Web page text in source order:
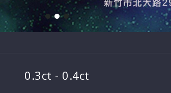
0.3ct - 0.4ct